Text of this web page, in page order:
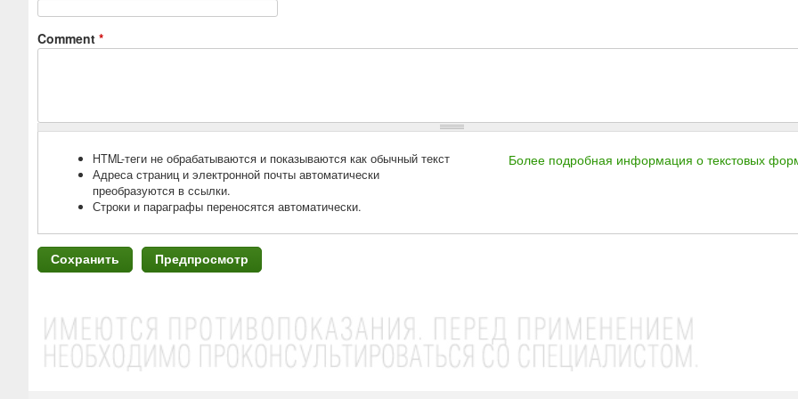
Comment *
Более подробная информация о текстовых
HTML-теги не обрабатываются и показываются как обычный текст
Адреса страниц и электронной почты автоматически
преобразуются в ссылки.
Строки и параграфы переносятся автоматически.